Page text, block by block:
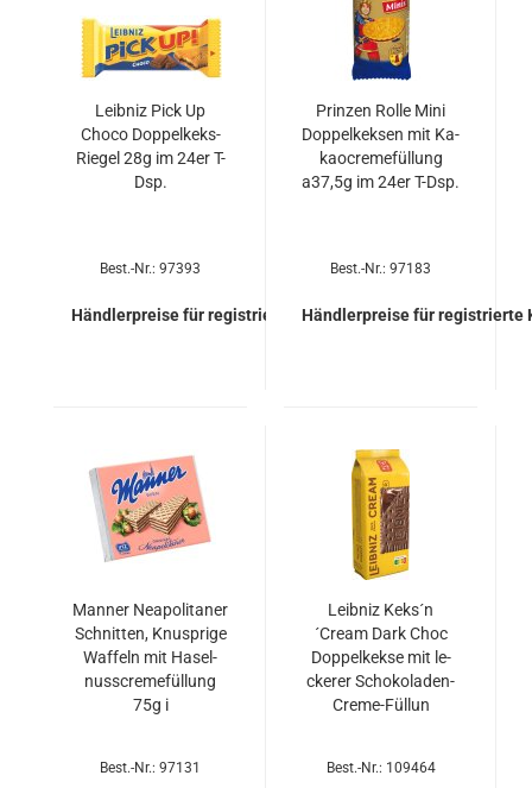
Leib­niz Pick Up
Choco Doppelkeks-​​
Rie­gel 28g im 24er T-
Dsp.
Best.-Nr.: 97393
Händlerpreise für registrierte Kunden
Prin­zen Rolle Mini
Dop­pel­kek­sen mit Ka­
kao­creme­fül­lung
a37,5g im 24er T-Dsp.
Best.-Nr.: 97183
Händlerpreise für registrierte
Man­ner Nea­po­li­ta­ner
Schnit­ten, Knusp­ri­ge
Waf­feln mit Ha­sel­
nuss­creme­fül­lung
75g i
Best.-Nr.: 97131
Leib­niz Keks´n
´Cream Dark Choc
Dop­pel­kek­se mit le­
cke­rer Schokoladen-​​
Creme-​Füllun
Best.-Nr.: 109464